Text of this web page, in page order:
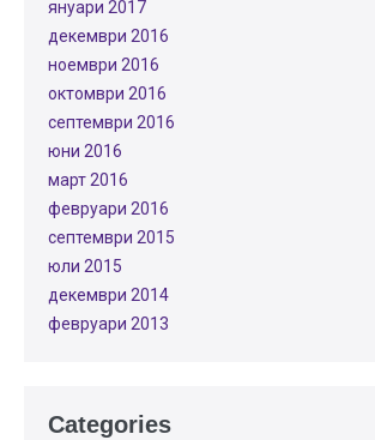
януари 2017
декември 2016
ноември 2016
октомври 2016
септември 2016
юни 2016
март 2016
февруари 2016
септември 2015
юли 2015
декември 2014
февруари 2013
Categories